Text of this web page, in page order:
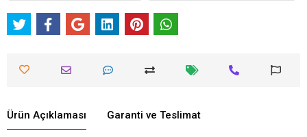
Ürün Açıklaması Garanti ve Teslimat